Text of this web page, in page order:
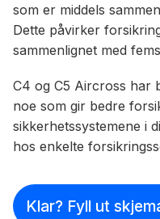
som er middels
Dette påvirker
sammenlignet med
C4 og C5 Aircross har
noe som gir bedre
sikkerhetssystemene i
hos enkelte
Klar? Fyll ut